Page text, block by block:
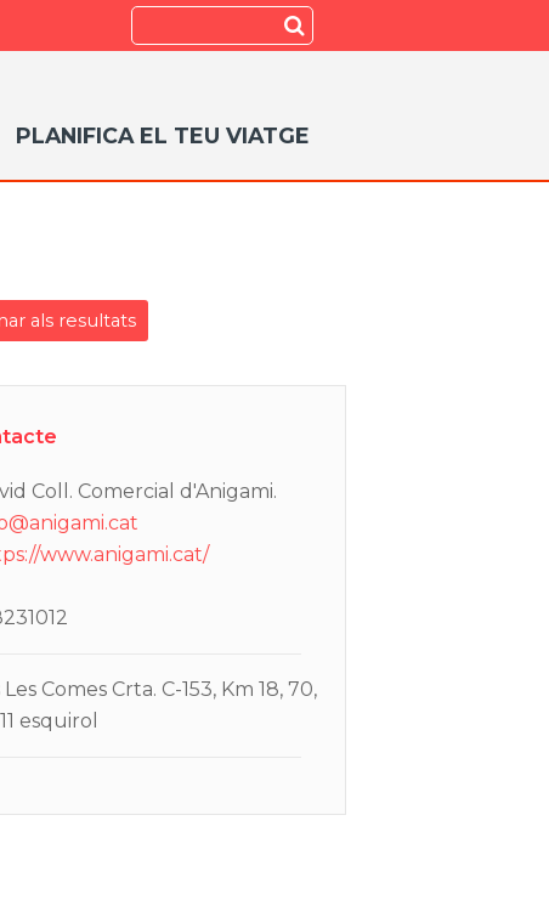
PLANIFICA EL TEU VIATGE
als resultats
Coll. Comercial d'Anigami.
www.anigami.cat/
Les Comes Crta. C-153, Km 18, 70,
esquirol